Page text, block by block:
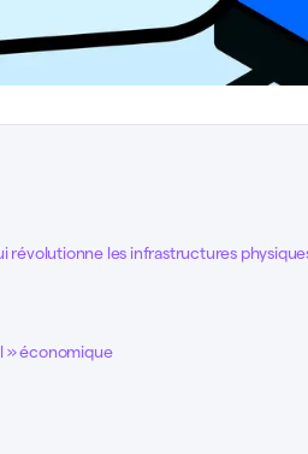
révolutionne les infrastructures
» économique